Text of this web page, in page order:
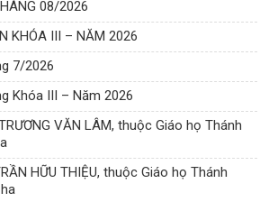
08/2026
KHÓA III – NĂM 2026
7/2026
Khóa III – Năm 2026
VĂN LÂM, thuộc Giáo họ Thánh
HỮU THIỆU, thuộc Giáo họ Thánh